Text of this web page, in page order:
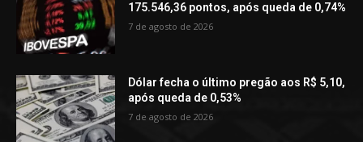
175.546,36 pontos, após queda de 0,74%
7 de agosto de 2026
Dólar fecha o último pregão aos R$ 5,10,
após queda de 0,53%
7 de agosto de 2026